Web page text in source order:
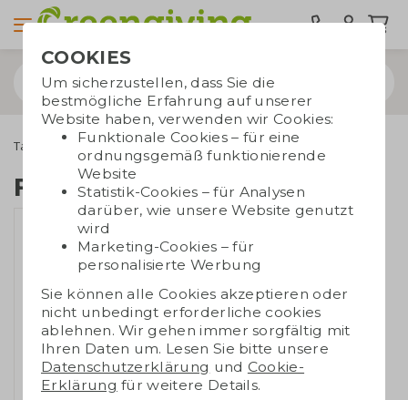
Taschen bedrucken Rucksäcke Fahrradrucksack
Fahrradrucksack
COOKIES
Um sicherzustellen, dass Sie die
bestmögliche Erfahrung auf unserer
Website haben, verwenden wir Cookies:
Funktionale Cookies – für eine
ordnungsgemäß funktionierende
Website
Statistik-Cookies – für Analysen
darüber, wie unsere Website genutzt
wird
Marketing-Cookies – für
personalisierte Werbung
Sie können alle Cookies akzeptieren oder
nicht unbedingt erforderliche cookies
ablehnen. Wir gehen immer sorgfältig mit
Ihren Daten um. Lesen Sie bitte unsere
Datenschutzerklärung und Cookie-
Erklärung für weitere Details.